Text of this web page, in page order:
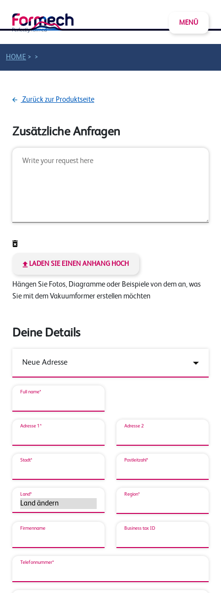
MENÜ
HOME > >
Zurück zur Produktseite
Zusätzliche Anfragen
LADEN SIE EINEN ANHANG HOCH
Hängen Sie Fotos, Diagramme oder Beispiele von dem an, was
Sie mit dem Vakuumformer erstellen möchten
Deine Details
Full name*
Adresse 1* Adresse 2
Stadt* Postleitzahl*
Land* Region*
Firmenname Business tax ID
Telefonnummer*